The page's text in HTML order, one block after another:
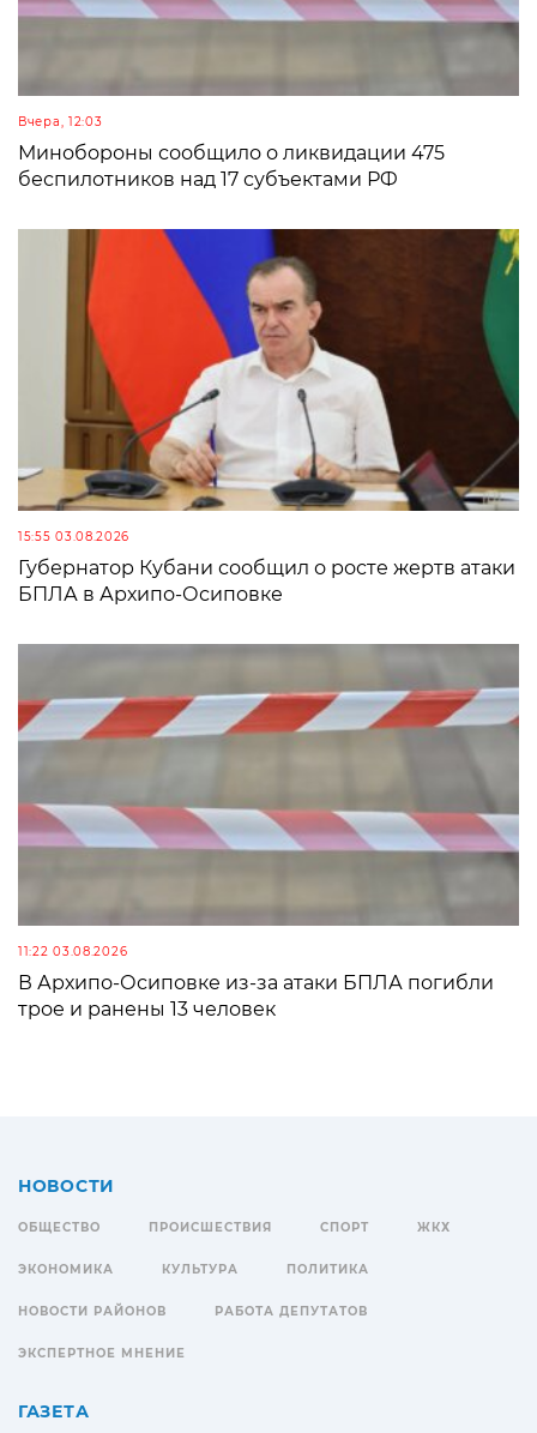
Вчера, 12:03
Минобороны сообщило о ликвидации 475
беспилотников над 17 субъектами РФ
15:55 03.08.2026
Губернатор Кубани сообщил о росте жертв атаки
БПЛА в Архипо-Осиповке
11:22 03.08.2026
В Архипо-Осиповке из-за атаки БПЛА погибли
трое и ранены 13 человек
НОВОСТИ
ОБЩЕСТВО ПРОИСШЕСТВИЯ СПОРТ ЖКХ
ЭКОНОМИКА КУЛЬТУРА ПОЛИТИКА
НОВОСТИ РАЙОНОВ РАБОТА ДЕПУТАТОВ
ЭКСПЕРТНОЕ МНЕНИЕ
ГАЗЕТА